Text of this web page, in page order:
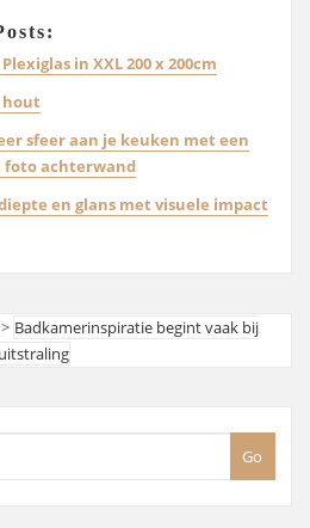
in XXL 200 x 200cm
hout
sfeer aan je keuken met een
foto achterwand
en glans met visuele impact
> Badkamerinspiratie begint vaak bij
Go